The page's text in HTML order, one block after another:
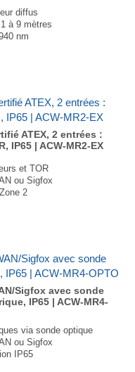
diffus
à 9 mètres
nm
ATEX, 2 entrées :
IP65 | ACW-MR2-EX
et TOR
ou Sigfox
2
Sigfox avec sonde
IP65 | ACW-MR4-
via sonde optique
ou Sigfox
IP65